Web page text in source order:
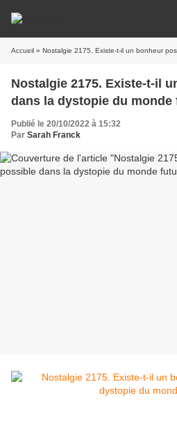
Accueil » Nostalgie 2175. Existe-t-il un bonheur
Nostalgie 2175. Existe-t-il
dans la dystopie du monde
Publié le 20/10/2022 à 15:32
Par Sarah Franck